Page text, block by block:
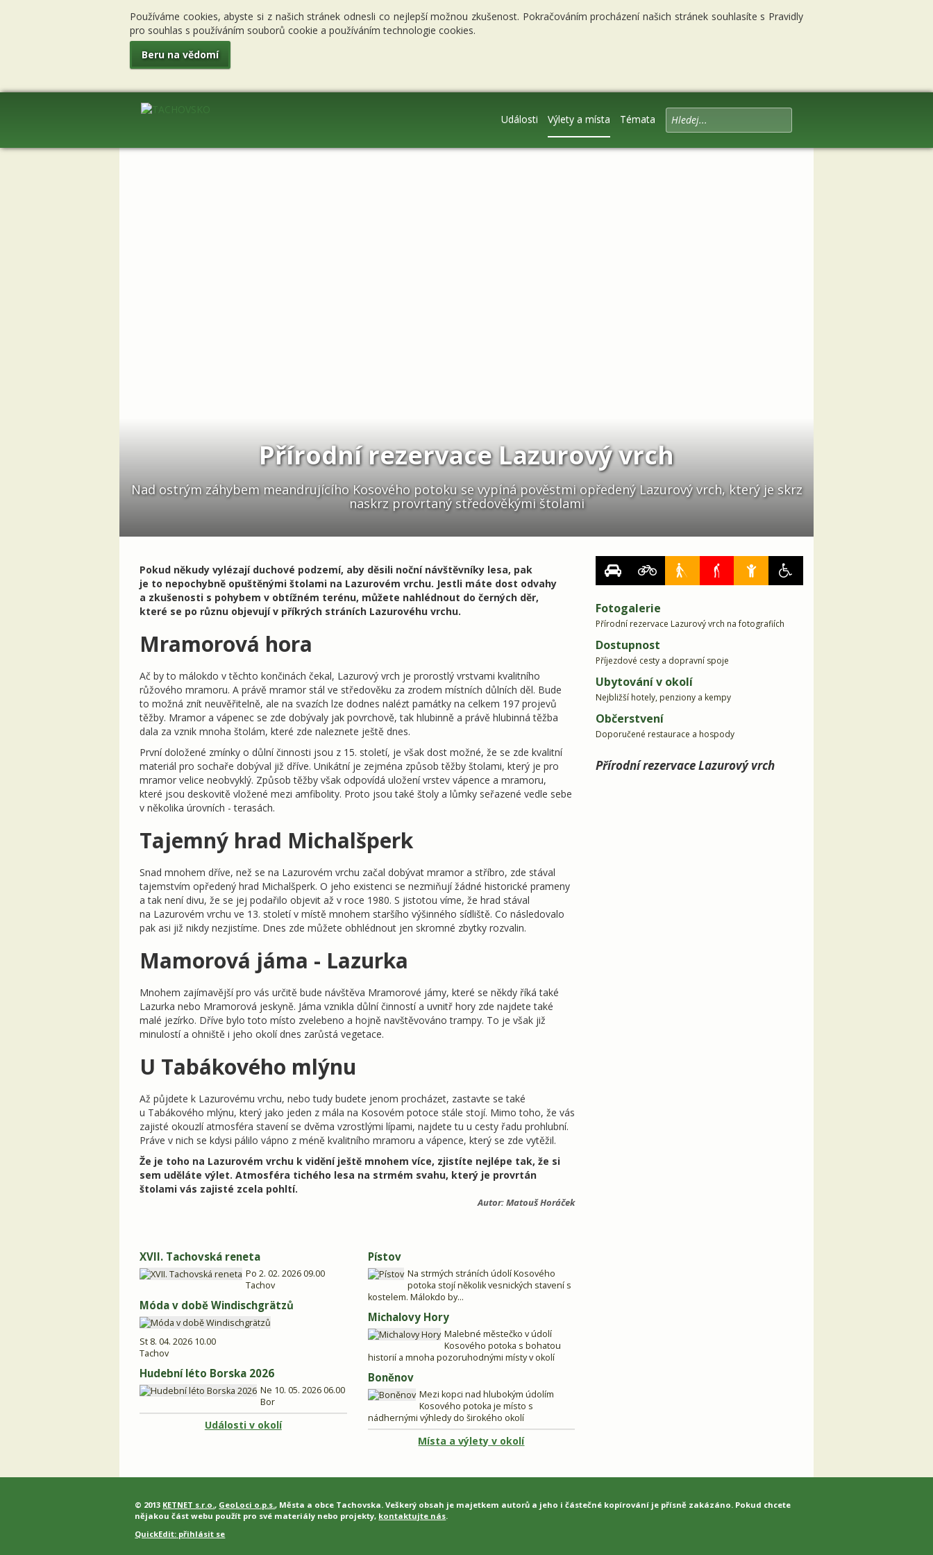
Používáme cookies, abyste si z našich stránek odnesli co nejlepší možnou zkušenost. Pokračováním procházení našich stránek souhlasíte s Pravidly
pro souhlas s používáním souborů cookie a používáním technologie cookies.
Beru na vědomí
Události Výlety a místa Témata
Přírodní rezervace Lazurový vrch
Nad ostrým záhybem meandrujícího Kosového potoku se vypíná pověstmi opředený Lazurový vrch, který je skrz
naskrz provrtaný středověkými štolami
Pokud někudy vylézají duchové podzemí, aby děsili noční návštěvníky lesa, pak
je to nepochybně opuštěnými štolami na Lazurovém vrchu. Jestli máte dost odvahy
a zkušenosti s pohybem v obtížném terénu, můžete nahlédnout do černých děr,
které se po různu objevují v příkrých stráních Lazurovéhu vrchu.
Mramorová hora
Ač by to málokdo v těchto končinách čekal, Lazurový vrch je prorostlý vrstvami kvalitního
růžového mramoru. A právě mramor stál ve středověku za zrodem místních důlních děl. Bude
to možná znít neuvěřitelně, ale na svazích lze dodnes nalézt památky na celkem 197 projevů
těžby. Mramor a vápenec se zde dobývaly jak povrchově, tak hlubinně a právě hlubinná těžba
dala za vznik mnoha štolám, které zde naleznete ještě dnes.
První doložené zmínky o důlní činnosti jsou z 15. století, je však dost možné, že se zde kvalitní
materiál pro sochaře dobýval již dříve. Unikátní je zejména způsob těžby štolami, který je pro
mramor velice neobvyklý. Způsob těžby však odpovídá uložení vrstev vápence a mramoru,
které jsou deskovitě vložené mezi amfibolity. Proto jsou také štoly a lůmky seřazené vedle sebe
v několika úrovních - terasách.
Tajemný hrad Michalšperk
Snad mnohem dříve, než se na Lazurovém vrchu začal dobývat mramor a stříbro, zde stával
tajemstvím opředený hrad Michalšperk. O jeho existenci se nezmiňují žádné historické prameny
a tak není divu, že se jej podařilo objevit až v roce 1980. S jistotou víme, že hrad stával
na Lazurovém vrchu ve 13. století v místě mnohem staršího výšinného sídliště. Co následovalo
pak asi již nikdy nezjistíme. Dnes zde můžete obhlédnout jen skromné zbytky rozvalin.
Mamorová jáma - Lazurka
Mnohem zajímavější pro vás určitě bude návštěva Mramorové jámy, které se někdy říká také
Lazurka nebo Mramorová jeskyně. Jáma vznikla důlní činností a uvnitř hory zde najdete také
malé jezírko. Dříve bylo toto místo zvelebeno a hojně navštěvováno trampy. To je však již
minulostí a ohniště i jeho okolí dnes zarůstá vegetace.
U Tabákového mlýnu
Až půjdete k Lazurovému vrchu, nebo tudy budete jenom procházet, zastavte se také
u Tabákového mlýnu, který jako jeden z mála na Kosovém potoce stále stojí. Mimo toho, že vás
zajisté okouzlí atmosféra stavení se dvěma vzrostlými lípami, najdete tu u cesty řadu prohlubní.
Práve v nich se kdysi pálilo vápno z méně kvalitního mramoru a vápence, který se zde vytěžil.
Že je toho na Lazurovém vrchu k vidění ještě mnohem více, zjistíte nejlépe tak, že si
sem uděláte výlet. Atmosféra tichého lesa na strmém svahu, který je provrtán
štolami vás zajisté zcela pohltí.
Autor:Matouš Horáček
Fotogalerie
Přírodní rezervace Lazurový vrch na fotografiích
Dostupnost
Příjezdové cesty a dopravní spoje
Ubytování v okolí
Nejbližší hotely, penziony a kempy
Občerstvení
Doporučené restaurace a hospody
Přírodní rezervace Lazurový vrch
XVII. Tachovská reneta
Po 2. 02. 2026 09.00
Tachov
Móda v době Windischgrätzů
St 8. 04. 2026 10.00
Tachov
Hudební léto Borska 2026
Ne 10. 05. 2026 06.00
Bor
Události v okolí
Pístov
Na strmých stráních údolí Kosového
potoka stojí několik vesnických stavení s
kostelem. Málokdo by...
Michalovy Hory
Malebné městečko v údolí
Kosového potoka s bohatou
historií a mnoha pozoruhodnými místy v okolí
Boněnov
Mezi kopci nad hlubokým údolím
Kosového potoka je místo s
nádhernými výhledy do širokého okolí
Místa a výlety v okolí
© 2013 KETNET s.r.o., GeoLoci o.p.s., Města a obce Tachovska. Veškerý obsah je majetkem autorů a jeho i částečné kopírování je přísně zakázáno. Pokud chcete
nějakou část webu použít pro své materiály nebo projekty, kontaktujte nás.
QuickEdit: přihlásit se